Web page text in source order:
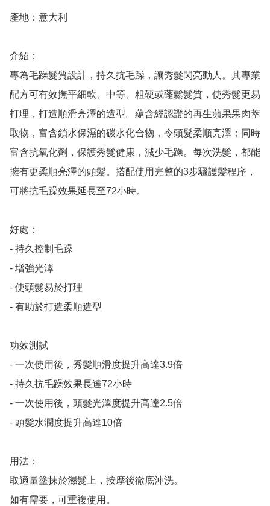
產地：意大利
介紹：
專為毛躁髮質設計，持久抗毛躁，讓秀髮閃亮動人。其專業
配方可有效撫平細軟、中等、粗硬或蓬鬆髮質，使秀髮更易
打理，打造順滑亮澤的造型。蘊含經認證的再生蘋果果肉萃
取物，富含鎖水保濕的碳水化合物，令頭髮柔順亮澤；同時
富含抗氧化劑，保護秀髮健康，減少毛躁。每次洗髮，都能
擁有更柔順亮澤的頭髮。搭配使用完整的3步驟護髮程序，
可將抗毛躁效果延長至72小時。
好處：
- 持久控制毛躁
- 增強光澤
- 使頭髮易於打理
- 有助於打造柔順造型
功效測試
- 一次使用後，秀髮順滑度提升高達3.9倍
- 持久抗毛躁效果長達72小時
- 一次使用後，頭髮光澤度提升高達2.5倍
- 頭髮水潤度提升高達10倍
用法：
取適量塗抹於濕髮上，按摩後徹底沖洗。
如有需要，可重複使用。